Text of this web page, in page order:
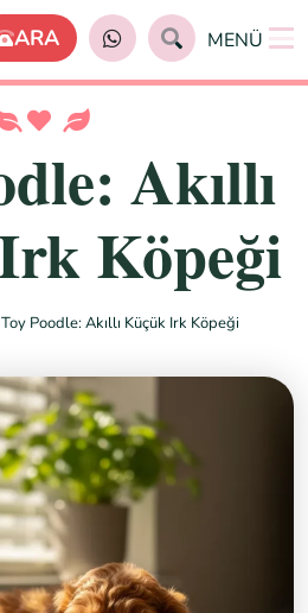
MENÜ
Akıllı
Köpeği
Toy Poodle: Akıllı Küçük Irk Köpeği